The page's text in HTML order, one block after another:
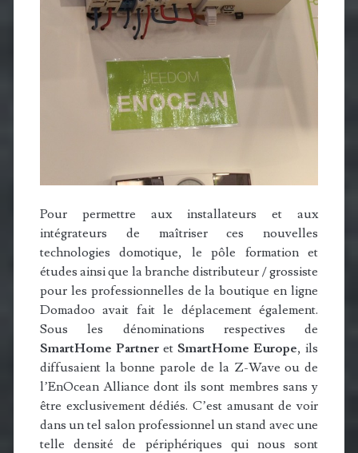
Pour permettre aux installateurs et aux
intégrateurs de maîtriser ces nouvelles
technologies domotique, le pôle formation et
études ainsi que la branche distributeur / grossiste
pour les professionnelles de la boutique en ligne
Domadoo avait fait le déplacement également.
Sous les dénominations respectives de
SmartHome Partner etSmartHome Europe, ils
diffusaient la bonne parole de la Z-Wave ou de
l’EnOcean Alliance dont ils sont membres sans y
être exclusivement dédiés. C’est amusant de voir
dans un tel salon professionnel un stand avec une
telle densité de périphériques qui nous sont